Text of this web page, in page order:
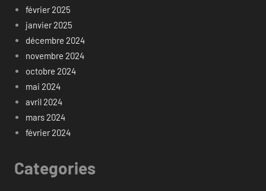
février 2025
janvier 2025
décembre 2024
novembre 2024
octobre 2024
mai 2024
avril 2024
mars 2024
février 2024
Categories